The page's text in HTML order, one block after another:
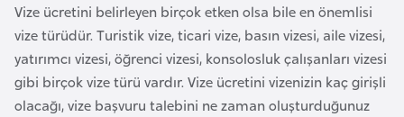
Vize ücretini belirleyen birçok etken olsa bile en önemlisi
vize türüdür. Turistik vize, ticari vize, basın vizesi, aile vizesi,
yatırımcı vizesi, öğrenci vizesi, konsolosluk çalışanları vizesi
gibi birçok vize türü vardır. Vize ücretini vizenizin kaç girişli
olacağı, vize başvuru talebini ne zaman oluşturduğunuz
a
y
i
r